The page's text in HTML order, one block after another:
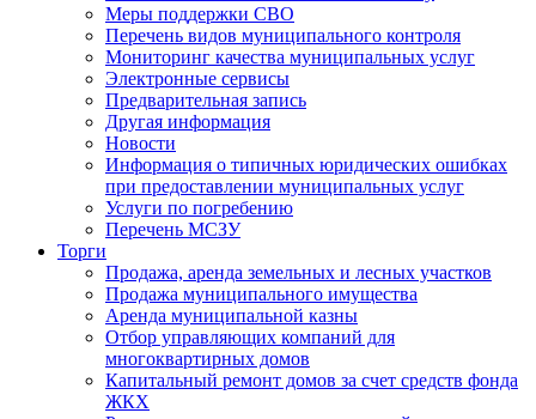
Меры поддержки СВО
Перечень видов муниципального контроля
Мониторинг качества муниципальных услуг
Электронные сервисы
Предварительная запись
Другая информация
Новости
Информация о типичных юридических ошибках
при предоставлении муниципальных услуг
Услуги по погребению
Перечень МСЗУ
Торги
Продажа, аренда земельных и лесных участков
Продажа муниципального имущества
Аренда муниципальной казны
Отбор управляющих компаний для
многоквартирных домов
Капитальный ремонт домов за счет средств фонда
ЖКХ